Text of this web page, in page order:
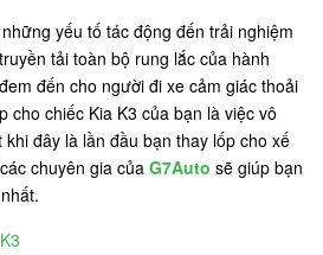
yếu tố tác động đến trải nghiệm
tải toàn bộ rung lắc của hành
đến cho người đi xe cảm giác thoải
cho chiếc Kia K3 của bạn là việc vô
đây là lần đầu bạn thay lốp cho xế
chuyên gia của G7Auto sẽ giúp bạn